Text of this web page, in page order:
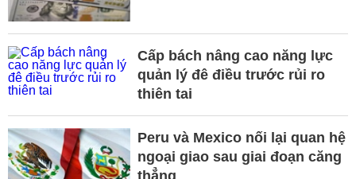
Cấp bách nâng cao năng lực
quản lý đê điều trước rủi ro
thiên tai
Peru và Mexico nối lại quan hệ
ngoại giao sau giai đoạn căng
thẳng